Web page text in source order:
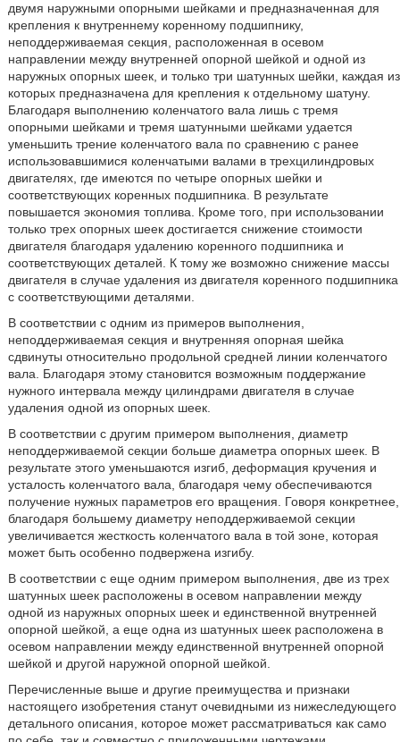
двумя наружными опорными шейками и предназначенная для
крепления к внутреннему коренному подшипнику,
неподдерживаемая секция, расположенная в осевом
направлении между внутренней опорной шейкой и одной из
наружных опорных шеек, и только три шатунных шейки, каждая из
которых предназначена для крепления к отдельному шатуну.
Благодаря выполнению коленчатого вала лишь с тремя
опорными шейками и тремя шатунными шейками удается
уменьшить трение коленчатого вала по сравнению с ранее
использовавшимися коленчатыми валами в трехцилиндровых
двигателях, где имеются по четыре опорных шейки и
соответствующих коренных подшипника. В результате
повышается экономия топлива. Кроме того, при использовании
только трех опорных шеек достигается снижение стоимости
двигателя благодаря удалению коренного подшипника и
соответствующих деталей. К тому же возможно снижение массы
двигателя в случае удаления из двигателя коренного подшипника
с соответствующими деталями.
В соответствии с одним из примеров выполнения,
неподдерживаемая секция и внутренняя опорная шейка
сдвинуты относительно продольной средней линии коленчатого
вала. Благодаря этому становится возможным поддержание
нужного интервала между цилиндрами двигателя в случае
удаления одной из опорных шеек.
В соответствии с другим примером выполнения, диаметр
неподдерживаемой секции больше диаметра опорных шеек. В
результате этого уменьшаются изгиб, деформация кручения и
усталость коленчатого вала, благодаря чему обеспечиваются
получение нужных параметров его вращения. Говоря конкретнее,
благодаря большему диаметру неподдерживаемой секции
увеличивается жесткость коленчатого вала в той зоне, которая
может быть особенно подвержена изгибу.
В соответствии с еще одним примером выполнения, две из трех
шатунных шеек расположены в осевом направлении между
одной из наружных опорных шеек и единственной внутренней
опорной шейкой, а еще одна из шатунных шеек расположена в
осевом направлении между единственной внутренней опорной
шейкой и другой наружной опорной шейкой.
Перечисленные выше и другие преимущества и признаки
настоящего изобретения станут очевидными из нижеследующего
детального описания, которое может рассматриваться как само